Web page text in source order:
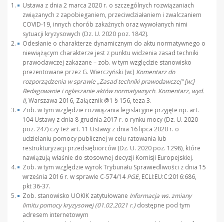
Ustawa z dnia 2 marca 2020 r. o szczególnych rozwiązaniach
związanych z zapobieganiem, przeciwdziałaniem i zwalczaniem
COVID-19, innych chorób zakaźnych oraz wywołanych nimi
sytuacji kryzysowych (Dz. U. 2020 poz. 1842).
Odesłanie o charakterze dynamicznym do aktu normatywnego o
niewiążącym charakterze jest z punktu widzenia zasad techniki
prawodawczej zakazane – zob. w tym względzie stanowisko
prezentowane przez G. Wierczyński [w:] Komentarz do
rozporządzenia w sprawie „Zasad techniki prawodawczej” [w:]
Redagowanie i ogłaszanie aktów normatywnych. Komentarz, wyd.
II, Warszawa 2016, Załącznik @1 § 156, teza 3.
Zob. w tym względzie rozwiązania legislacyjne przyjęte np. art.
104 Ustawy z dnia 8 grudnia 2017 r. o rynku mocy (Dz. U. 2020
poz. 247) czy też art. 11 Ustawy z dnia 16 lipca 2020 r. o
udzielaniu pomocy publicznej w celu ratowania lub
restrukturyzacji przedsiębiorców (Dz. U. 2020 poz. 1298), które
nawiązują właśnie do stosownej decyzji Komisji Europejskiej.
Zob. w tym względzie wyrok Trybunału Sprawiedliwości z dnia 15
września 2016 r. w sprawie C-574/14PGE, ECLI:EU:C:2016:686,
pkt 36-37.
Zob. stanowisko UOKIK zatytułowane Informacja ws. zmiany
limitu pomocy kryzysowej (01.02.2021 r.) dostępne pod tym
adresem internetowym